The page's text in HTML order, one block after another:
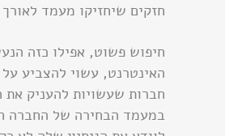
חזקים שיחזיקו מעמד לאורך
חיפוש פשוט, אפילו כזה
האינטרנט, עשוי להצביע
חברות שעשויות להעניק את
במעמד הבחירה של החברה